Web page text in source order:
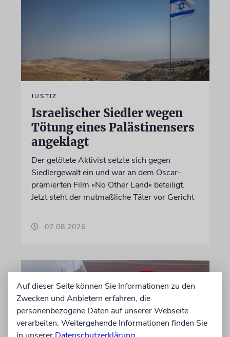
JUSTIZ
Israelischer Siedler wegen
Tötung eines Palästinensers
angeklagt
Der getötete Aktivist setzte sich gegen
Siedlergewalt ein und war an dem Oscar-
prämierten Film »No Other Land« beteiligt.
Jetzt steht der mutmaßliche Täter vor Gericht
07.08.2026
Auf dieser Seite können Sie Informationen zu den
Zwecken und Anbietern erfahren, die
personenbezogene Daten auf unserer Webseite
verarbeiten. Weitergehende Informationen finden Sie